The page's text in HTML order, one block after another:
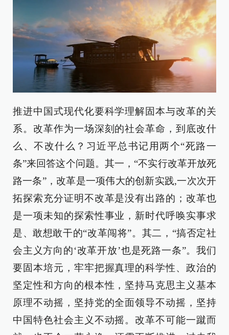
推进中国式现代化要科学理解固本与改革的关
系。改革作为一场深刻的社会革命，到底改什
么、不改什么？习近平总书记用两个“死路一
条”来回答这个问题。其一，“不实行改革开放死
路一条”，改革是一项伟大的创新实践,一次次开
拓探索充分证明不改革是没有出路的；改革也
是一项未知的探索性事业，新时代呼唤实事求
是、敢想敢干的“改革闯将”。其二，“搞否定社
会主义方向的‘改革开放’也是死路一条”。我们
要固本培元，牢牢把握真理的科学性、政治的
坚定性和方向的根本性，坚持马克思主义基本
原理不动摇，坚持党的全面领导不动摇，坚持
中国特色社会主义不动摇。改革不可能一蹴而